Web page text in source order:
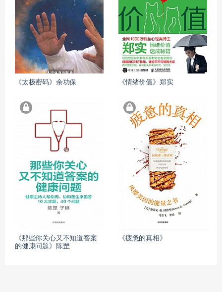
《太极密码》余功保 《情绪价值》郑实
《那些你关心又不知道答案
的健康问题》陈罡
《疲惫的真相》